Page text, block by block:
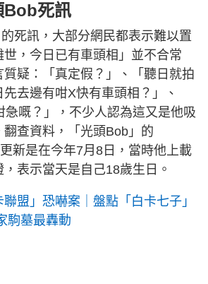
Bob死訊
死訊，大部分網民都表示難以置
，今日已有車頭相」並不合常
疑：「真定假？」、「聽日就拍
去邊有咁X快有車頭相？」、
急嘅？」，不少人認為這又是他吸
查資料，「光頭Bob」的
新是在今年7月8日，當時他上載
表示當天是自己18歲生日。
聯盟」恐嚇案｜盤點「白卡七子」
駒墓最轟動